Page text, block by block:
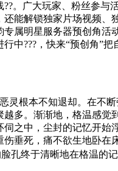
??。广大玩家、粉丝参与
还能解锁独家片场视频、
专属明星服务器预创角活
行中???，快来“预创角”
灵根本不知退却。在不
越多。渐渐地，格温感觉
伺之中，尘封的记忆开始
垂死，痛不欲生地卧在
孔终于清晰地在格温的